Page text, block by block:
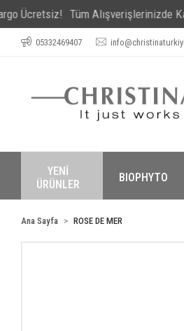
Tüm Alışverişlerinizde Kargo
05332469407
YENİ
ÜRÜNLER
BIOPHYTO
Ana Sayfa ROSE DE MER